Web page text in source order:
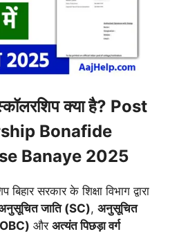
क्या है? Post
Bonafide
Banaye 2025
सरकार के शिक्षा विभाग द्वारा
जाति (SC), अनुसूचित
और अत्यंत पिछड़ा वर्ग